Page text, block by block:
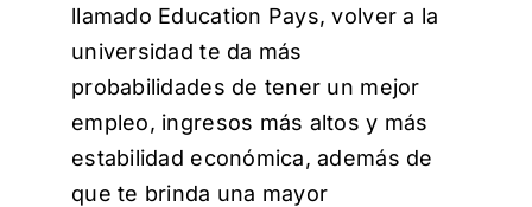
llamado Education Pays, volver a la
universidad te da más
probabilidades de tener un mejor
empleo, ingresos más altos y más
estabilidad económica, además de
que te brinda una mayor